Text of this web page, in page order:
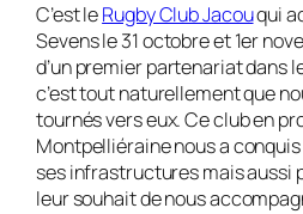
C’est leRugby Club Jacouqui
Sevens le 31 octobre et 1er
d’un premier partenariat dans
c’est tout naturellement que
tournés vers eux. Ce club en
Montpelliéraine nous a
ses infrastructures mais aussi
leur souhait de nous